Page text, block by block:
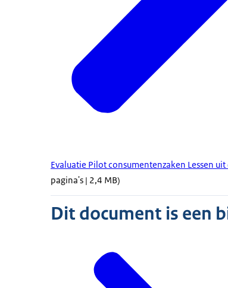
Evaluatie Pilot consumentenzaken Lessen
pagina's | 2,4 MB)
Dit document is een